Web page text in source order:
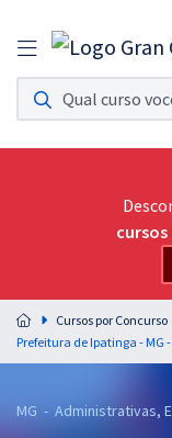
Assinatura
Acesso a todos os
Assinatura OAB
Acesso ilimitado a toda
Residências
Preparação completa e
residências em saúde
cursos
Cursos por Concurso
MG - Administrativas,